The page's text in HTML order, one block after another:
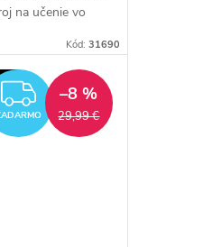
na učenie vo
pripravený učiť
Kód: 31690
ZADARMO
29,99 €
–8 %